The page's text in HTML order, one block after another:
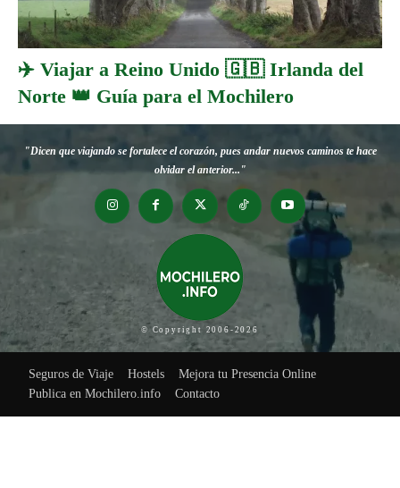
✈️ Viajar a Reino Unido 🇬🇧 Irlanda del
Norte 👑 Guía para el Mochilero
"Dicen que viajando se fortalece el corazón, pues andar nuevos caminos te hace
olvidar el anterior..."
© Copyright 2006-2026
Seguros de Viaje Hostels
Mejora tu Presencia Online
Publica en Mochilero.info
Contacto